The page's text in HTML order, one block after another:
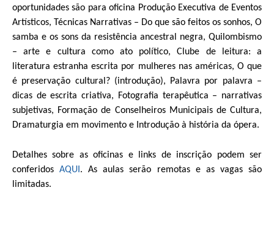
oportunidades são para oficina Produção Executiva de Eventos
Artísticos, Técnicas Narrativas – Do que são feitos os sonhos, O
samba e os sons da resistência ancestral negra, Quilombismo
– arte e cultura como ato político, Clube de leitura: a
literatura estranha escrita por mulheres nas américas, O que
é preservação cultural? (introdução), Palavra por palavra –
dicas de escrita criativa, Fotografia terapêutica – narrativas
subjetivas, Formação de Conselheiros Municipais de Cultura,
Dramaturgia em movimento e Introdução à história da ópera.
Detalhes sobre as oficinas e links de inscrição podem ser
conferidosAQUI . As aulas serão remotas e as vagas são
limitadas.